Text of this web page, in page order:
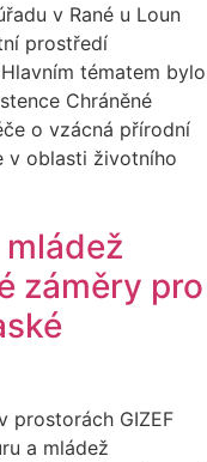
v Rané u Loun
prostředí
tématem bylo
Chráněné
o vzácná přírodní
v oblasti životního
záměry pro
prostorách GIZEF
a mládež